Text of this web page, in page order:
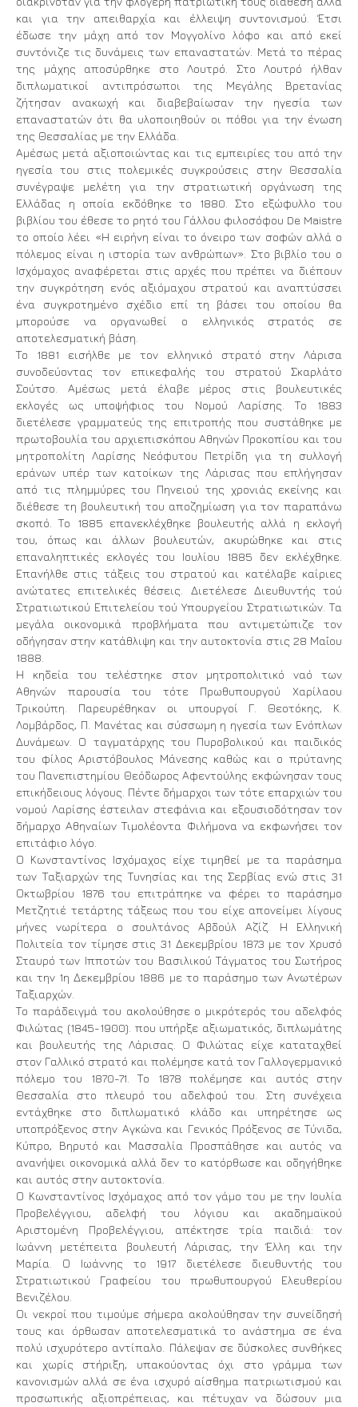
και για την απειθαρχία και έλλειψη συντονισμού. Έτσι
έδωσε την μάχη από τον Μογγολίνο λόφο και από εκεί
συντόνιζε τις δυνάμεις των επαναστατών. Μετά το πέρας
της μάχης αποσύρθηκε στο Λουτρό. Στο Λουτρό ήλθαν
διπλωματικοί αντιπρόσωποι της Μεγάλης Βρετανίας
ζήτησαν ανακωχή και διαβεβαίωσαν την ηγεσία των
επαναστατών ότι θα υλοποιηθούν οι πόθοι για την ένωση
της Θεσσαλίας με την Ελλάδα.
Αμέσως μετά αξιοποιώντας και τις εμπειρίες του από την
ηγεσία του στις πολεμικές συγκρούσεις στην Θεσσαλία
συνέγραψε μελέτη για την στρατιωτική οργάνωση της
Ελλάδας η οποία εκδόθηκε το 1880. Στο εξώφυλλο του
βιβλίου του έθεσε το ρητό του Γάλλου φιλοσόφου De Maistre
το οποίο λέει «Η ειρήνη είναι το όνειρο των σοφών αλλά ο
πόλεμος είναι η ιστορία των ανθρώπων». Στο βιβλίο του ο
Ισχόμαχος αναφέρεται στις αρχές που πρέπει να διέπουν
την συγκρότηση ενός αξιόμαχου στρατού και αναπτύσσει
ένα συγκροτημένο σχέδιο επί τη βάσει του οποίου θα
μπορούσε να οργανωθεί ο ελληνικός στρατός σε
αποτελεσματική βάση.
Το 1881 εισήλθε με τον ελληνικό στρατό στην Λάρισα
συνοδεύοντας τον επικεφαλής του στρατού Σκαρλάτο
Σούτσο. Αμέσως μετά έλαβε μέρος στις βουλευτικές
εκλογές ως υποψήφιος του Νομού Λαρίσης. Το 1883
διετέλεσε γραμματεύς της επιτροπής που συστάθηκε με
πρωτοβουλία του αρχιεπισκόπου Αθηνών Προκοπίου και του
μητροπολίτη Λαρίσης Νεόφυτου Πετρίδη για τη συλλογή
εράνων υπέρ των κατοίκων της Λάρισας που επλήγησαν
από τις πλημμύρες του Πηνειού της χρονιάς εκείνης και
διέθεσε τη βουλευτική του αποζημίωση για τον παραπάνω
σκοπό. Το 1885 επανεκλέχθηκε βουλευτής αλλά η εκλογή
του, όπως και άλλων βουλευτών, ακυρώθηκε και στις
επαναληπτικές εκλογές του Ιουλίου 1885 δεν εκλέχθηκε.
Επανήλθε στις τάξεις του στρατού και κατέλαβε καίριες
ανώτατες επιτελικές θέσεις. Διετέλεσε Διευθυντής τού
Στρατιωτικού Επιτελείου τού Υπουργείου Στρατιωτικών. Τα
μεγάλα οικονομικά προβλήματα που αντιμετώπιζε τον
οδήγησαν στην κατάθλιψη και την αυτοκτονία στις 28 Μαΐου
1888.
Η κηδεία του τελέστηκε στον μητροπολιτικό ναό των
Αθηνών παρουσία του τότε Πρωθυπουργού Χαρίλαου
Τρικούπη. Παρευρέθηκαν οι υπουργοί Γ. Θεοτόκης, Κ.
Λομβάρδος, Π. Μανέτας και σύσσωμη η ηγεσία των Ενόπλων
Δυνάμεων. Ο ταγματάρχης του Πυροβολικού και παιδικός
του φίλος Αριστόβουλος Μάνεσης καθώς και ο πρύτανης
του Πανεπιστημίου Θεόδωρος Αφεντούλης εκφώνησαν τους
επικήδειους λόγους. Πέντε δήμαρχοι των τότε επαρχιών του
νομού Λαρίσης έστειλαν στεφάνια και εξουσιοδότησαν τον
δήμαρχο Αθηναίων Τιμολέοντα Φιλήμονα να εκφωνήσει τον
επιτάφιο λόγο.
Ο Κωνσταντίνος Ισχόμαχος είχε τιμηθεί με τα παράσημα
των Ταξιαρχών της Τυνησίας και της Σερβίας ενώ στις 31
Οκτωβρίου 1876 του επιτράπηκε να φέρει το παράσημο
Μετζητιέ τετάρτης τάξεως που του είχε απονείμει λίγους
μήνες νωρίτερα ο σουλτάνος Αβδούλ Αζίζ. Η Ελληνική
Πολιτεία τον τίμησε στις 31 Δεκεμβρίου 1873 με τον Χρυσό
Σταυρό των Ιπποτών του Βασιλικού Τάγματος του Σωτήρος
και την 1η Δεκεμβρίου 1886 με το παράσημο των Ανωτέρων
Ταξιαρχών.
Το παράδειγμά του ακολούθησε ο μικρότερός του αδελφός
Φιλώτας (1845-1900). που υπήρξε αξιωματικός, διπλωμάτης
και βουλευτής της Λάρισας. Ο Φιλώτας είχε καταταχθεί
στον Γαλλικό στρατό και πολέμησε κατά τον Γαλλογερμανικό
πόλεμο του 1870-71. Το 1878 πολέμησε και αυτός στην
Θεσσαλία στο πλευρό του αδελφού του. Στη συνέχεια
εντάχθηκε στο διπλωματικό κλάδο και υπηρέτησε ως
υποπρόξενος στην Αγκώνα και Γενικός Πρόξενος σε Τύνιδα,
Κύπρο, Βηρυτό και Μασσαλία Προσπάθησε και αυτός να
ανανήψει οικονομικά αλλά δεν το κατόρθωσε και οδηγήθηκε
και αυτός στην αυτοκτονία.
Ο Κωνσταντίνος Ισχόμαχος από τον γάμο του με την Ιουλία
Προβελέγγιου, αδελφή του λόγιου και ακαδημαϊκού
Αριστομένη Προβελέγγιου, απέκτησε τρία παιδιά: τον
Ιωάννη μετέπειτα βουλευτή Λάρισας, την Έλλη και την
Μαρία. Ο Ιωάννης το 1917 διετέλεσε διευθυντής του
Στρατιωτικού Γραφείου του πρωθυπουργού Ελευθερίου
Βενιζέλου.
Οι νεκροί που τιμούμε σήμερα ακολούθησαν την συνείδησή
τους και όρθωσαν αποτελεσματικά το ανάστημα σε ένα
πολύ ισχυρότερο αντίπαλο. Πάλεψαν σε δύσκολες συνθήκες
και χωρίς στήριξη, υπακούοντας όχι στο γράμμα των
κανονισμών αλλά σε ένα ισχυρό αίσθημα πατριωτισμού και
προσωπικής αξιοπρέπειας, και πέτυχαν να δώσουν μια